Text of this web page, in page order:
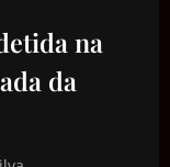
na
da